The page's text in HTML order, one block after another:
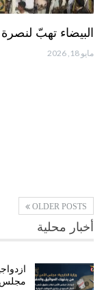
البيضاء تهبّ
مايو 18, 2026
OLDER POSTS
أخبار محلية
مجلس